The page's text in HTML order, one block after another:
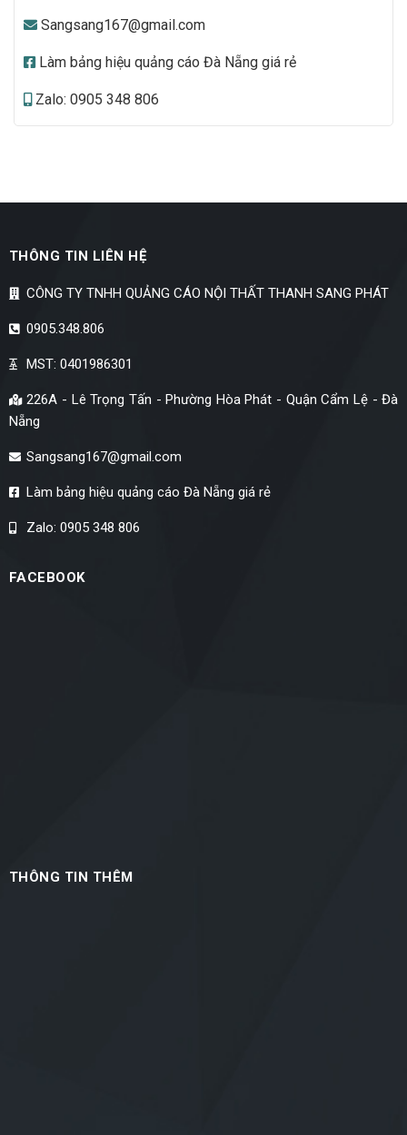
Sangsang167@gmail.com
Làm bảng hiệu quảng cáo Đà Nẵng giá rẻ
Zalo: 0905 348 806
THÔNG TIN LIÊN HỆ
CÔNG TY TNHH QUẢNG CÁO NỘI THẤT THANH SANG PHÁT
0905.348.806
MST: 0401986301
226A - Lê Trọng Tấn - Phường Hòa Phát - Quận Cẩm Lệ - Đà
Nẵng
Sangsang167@gmail.com
Làm bảng hiệu quảng cáo Đà Nẵng giá rẻ
Zalo: 0905 348 806
FACEBOOK
THÔNG TIN THÊM